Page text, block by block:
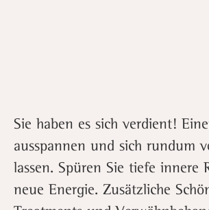
Sie haben es sich verdient!
ausspannen und sich rundum
lassen. Spüren Sie tiefe innere
neue Energie. Zusätzliche